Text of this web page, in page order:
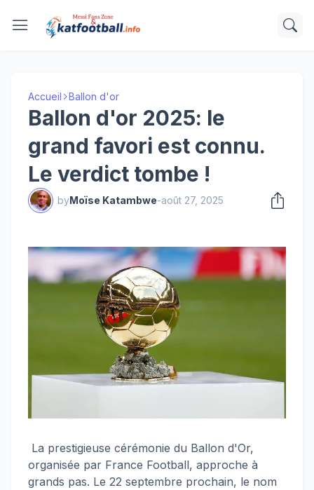
Accueil Ballon d'or
Ballon d'or 2025: le
grand favori est connu.
Le verdict tombe !
byMoïse Katambwe-août 27, 2025
La prestigieuse cérémonie du Ballon d'Or,
organisée par France Football, approche à
grands pas. Le 22 septembre prochain, le nom